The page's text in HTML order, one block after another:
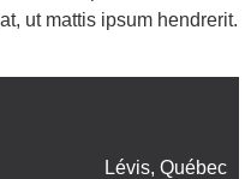
ut mattis ipsum hendrerit.
Lévis, Québec